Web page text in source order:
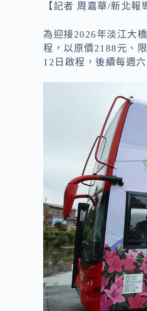
【記者 周嘉華/新北報
為迎接2026年淡江大
程，以原價2188元、
12日啟程，後續每週